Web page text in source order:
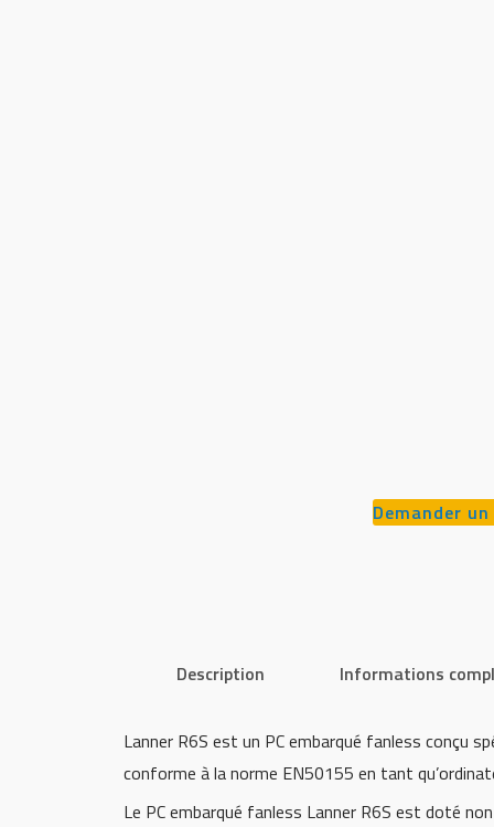
Demander
Description Informations
Lanner R6S est un PC embarqué fanless conçu
conforme à la norme EN50155 en tant
Le PC embarqué fanless Lanner R6S est doté